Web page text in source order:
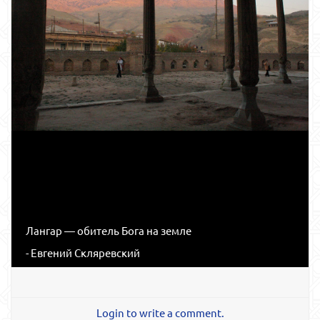
Лангар — обитель Бога на земле
- Евгений Скляревский
Login to write a comment.